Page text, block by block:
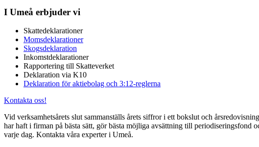
I Umeå erbjuder vi
Skattedeklarationer
Momsdeklarationer
Skogsdeklaration
Inkomstdeklarationer
Rapportering till Skatteverket
Deklaration via K10
Deklaration för aktiebolag och 3:12-reglerna
Kontakta oss!
Vid verksamhetsårets slut sammanställs årets siffror i ett bokslut och
har haft i firman på bästa sätt, gör bästa möjliga avsättning till
varje dag. Kontakta våra experter i Umeå.